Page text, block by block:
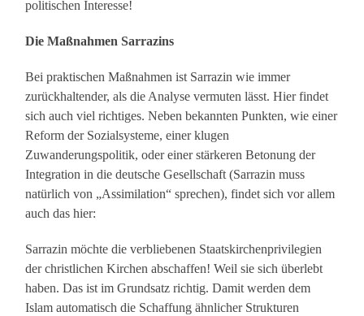
politischen Interesse!
Die Maßnahmen Sarrazins
Bei praktischen Maßnahmen ist Sarrazin wie immer
zurückhaltender, als die Analyse vermuten lässt. Hier findet
sich auch viel richtiges. Neben bekannten Punkten, wie einer
Reform der Sozialsysteme, einer klugen
Zuwanderungspolitik, oder einer stärkeren Betonung der
Integration in die deutsche Gesellschaft (Sarrazin muss
natürlich von „Assimilation“ sprechen), findet sich vor allem
auch das hier:
Sarrazin möchte die verbliebenen Staatskirchenprivilegien
der christlichen Kirchen abschaffen! Weil sie sich überlebt
haben. Das ist im Grundsatz richtig. Damit werden dem
Islam automatisch die Schaffung ähnlicher Strukturen